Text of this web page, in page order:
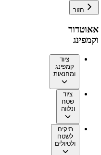
חזור
אאוטדור
וקמפינג
ציוד
קמפינג
ומחנאות
ציוד
שטח
ונלווה
תיקים
לשטח
ולטיולים